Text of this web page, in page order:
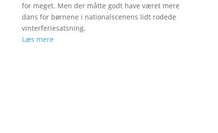
for meget. Men der måtte godt have været mere
dans for børnene i nationalscenens lidt rodede
vinterferiesatsning.
Læs mere